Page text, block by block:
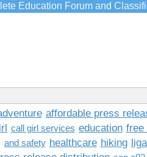
Education Forum and
affordable press
call girl services education free
and safety healthcare hiking